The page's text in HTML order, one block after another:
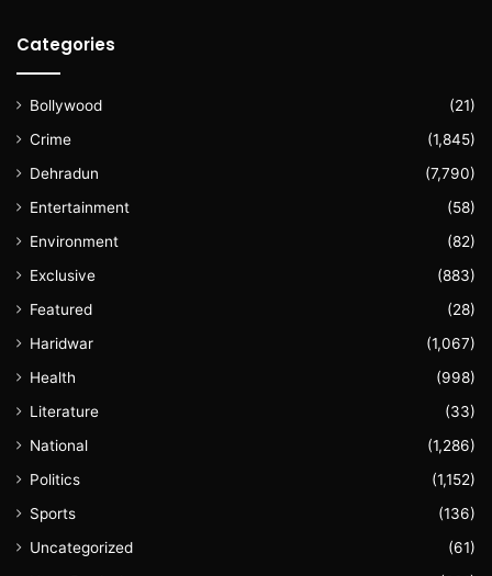
Categories
Bollywood
(21)
Crime
(1,845)
Dehradun
(7,790)
Entertainment
(58)
Environment
(82)
Exclusive
(883)
Featured
(28)
Haridwar
(1,067)
Health
(998)
Literature
(33)
National
(1,286)
Politics
(1,152)
Sports
(136)
Uncategorized
(61)